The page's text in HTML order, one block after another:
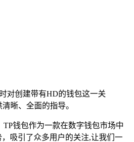
对创建带有HD的钱包这一关
晰、全面的指导。
钱包作为一款在数字钱包市场中
吸引了众多用户的关注,让我们一